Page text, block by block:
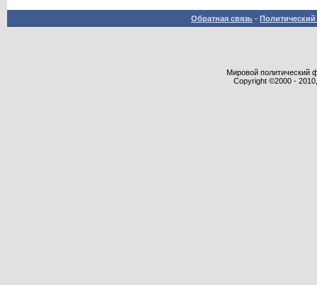
Обратная связь -
Мировой политический
Copyright ©2000 -